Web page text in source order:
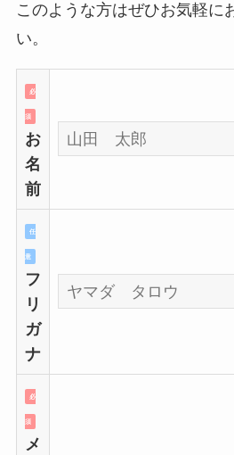
このような方はぜひお気軽に
い。
必
須
お
名
前
任
意
フ
リ
ガ
ナ
必
須
メ